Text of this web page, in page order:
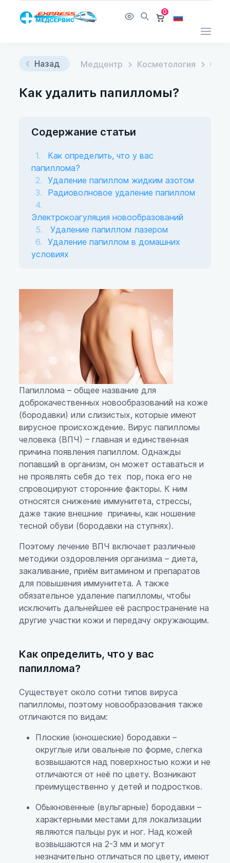
0
Назад Медцентр Косметология
Как удалить папилломы?
Содержание статьи
Как определить, что у вас
папиллома?
Удаление папиллом жидким азотом
Радиоволновое удаление папиллом
Электрокоагуляция новообразований
Удаление папиллом лазером
Удаление папиллом в домашних
условиях
Папиллома – общее название для
доброкачественных новообразований на коже
(бородавки) или слизистых, которые имеют
вирусное происхождение. Вирус папилломы
человека (ВПЧ) – главная и единственная
причина появления папиллом. Однажды
попавший в организм, он может оставаться и
не проявлять себя до тех пор, пока его не
спровоцируют сторонние факторы. К ним
относятся снижение иммунитета, стрессы,
даже такие внешние причины, как ношение
тесной обуви (бородавки на ступнях).
Поэтому лечение ВПЧ включает различные
методики оздоровления организма – диета,
закаливание, приём витамином и препаратов
для повышения иммунитета. А также
обязательное удаление папилломы, чтобы
исключить дальнейшее её распространение на
другие участки кожи и передачу окружающим.
Как определить, что у вас
папиллома?
Существует около сотни типов вируса
папилломы, поэтому новообразования также
отличаются по видам:
Плоские (юношеские) бородавки –
округлые или овальные по форме, слегка
возвышаются над поверхностью кожи и не
отличаются от неё по цвету. Возникают
преимущественно у детей и подростков.
Обыкновенные (вульгарные) бородавки –
характерными местами для локализации
являются пальцы рук и ног. Над кожей
возвышаются на 2-3 мм и могут
незначительно отличаться по цвету, имеют